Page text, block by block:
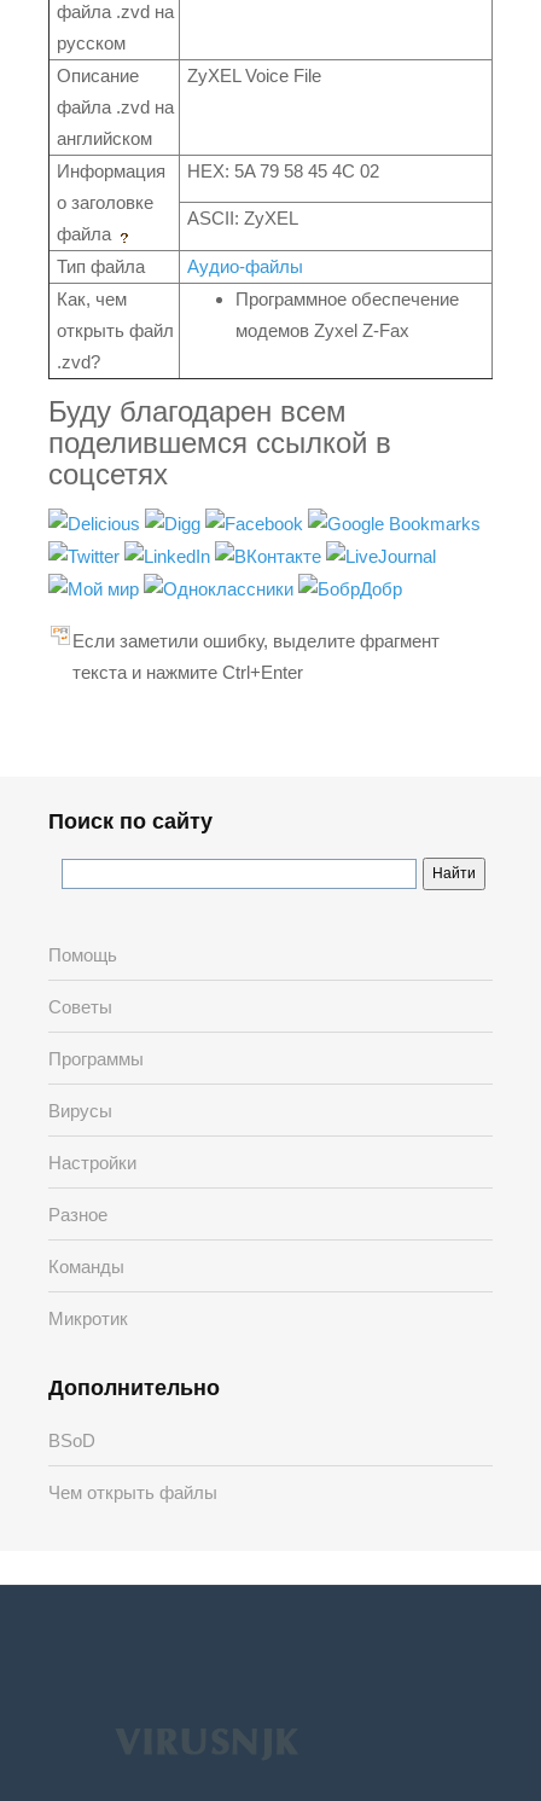
файла .zvd на
русском
Описание
файла .zvd на
английском
ZyXEL Voice File
Информация
о заголовке
файла
HEX: 5A 79 58 45 4C 02
ASCII: ZyXEL
Тип файла
Аудио-файлы
Как, чем
открыть файл
.zvd?
Программное обеспечение
модемов Zyxel Z-Fax
Буду благодарен всем
поделившемся ссылкой в
соцсетях
Если заметили ошибку, выделите фрагмент
текста и нажмите Ctrl+Enter
Поиск по сайту
Помощь
Советы
Программы
Вирусы
Настройки
Разное
Команды
Микротик
Дополнительно
BSoD
Чем открыть файлы